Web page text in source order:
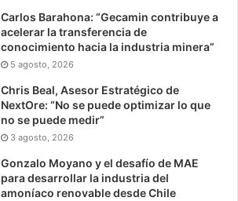
Carlos Barahona: “Gecamin contribuye a
acelerar la transferencia de
conocimiento hacia la industria minera”
5 agosto, 2026
Chris Beal, Asesor Estratégico de
NextOre: “No se puede optimizar lo que
no se puede medir”
3 agosto, 2026
Gonzalo Moyano y el desafío de MAE
para desarrollar la industria del
amoníaco renovable desde Chile